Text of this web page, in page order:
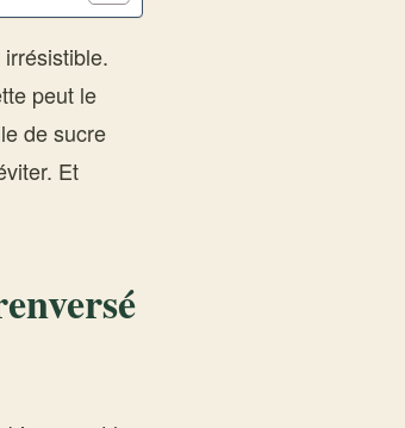
peut le
de sucre
Et